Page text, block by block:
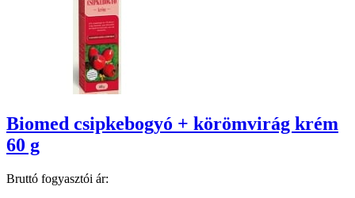
Biomed csipkebogyó + körömvirág krém
60 g
Bruttó fogyasztói ár: